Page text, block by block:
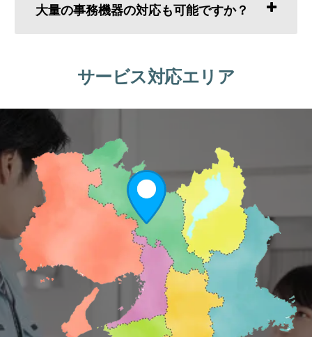
大量の事務機器の対応も可能ですか？
サービス対応エリア